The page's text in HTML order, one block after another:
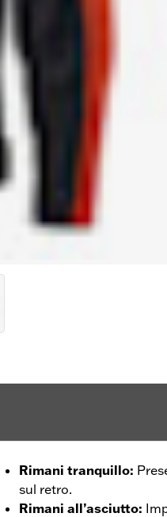
Rimani tranquillo:
sul retro.
Rimani all’asciutto: